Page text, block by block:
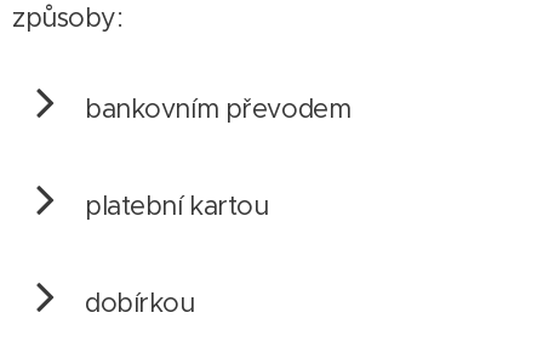
způsoby:
bankovním převodem
platební kartou
dobírkou